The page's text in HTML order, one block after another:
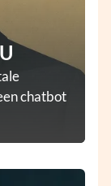
chatbot